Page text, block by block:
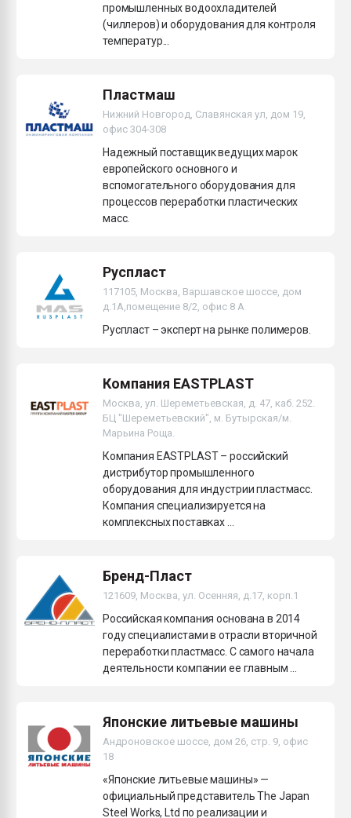
промышленных водоохладителей
(чиллеров) и оборудования для контроля
температур...
Пластмаш
Нижний Новгород, Славянская ул, дом 19,
офис 304-308
Надежный поставщик ведущих марок
европейского основного и
вспомогательного оборудования для
процессов переработки пластических
масс.
Руспласт
117105, Москва, Варшавское шоссе, дом
д.1А,помещение 8/2, офис 8 А
Руспласт – эксперт на рынке полимеров.
Компания EASTPLAST
Москва, ул. Шереметьевская, д. 47, каб. 252.
БЦ "Шереметьевский", м. Бутырская/м.
Марьина Роща.
Компания EASTPLAST – российский
дистрибутор промышленного
оборудования для индустрии пластмасс.
Компания специализируется на
комплексных поставках ...
Бренд-Пласт
121609, Москва, ул. Осенняя, д.17, корп.1
Российская компания основана в 2014
году специалистами в отрасли вторичной
переработки пластмасс. С самого начала
деятельности компании ее главным ...
Японские литьевые машины
Андроновское шоссе, дом 26, стр. 9, офис
18
«Японские литьевые машины» —
официальный представитель The Japan
Steel Works, Ltd по реализации и